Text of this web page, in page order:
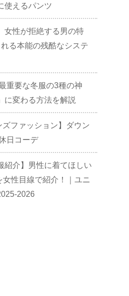
使えるパンツ
女性が拒絶する男の特
る本能の残酷なシステ
重要な冬服の3種の神
に変わる方法を解説
ズファッション】ダウン
日コーデ
紹介】男性に着てほしい
女性目線で紹介！｜ユニ
2026